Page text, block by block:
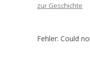
zur Geschichte
Fehler: Could